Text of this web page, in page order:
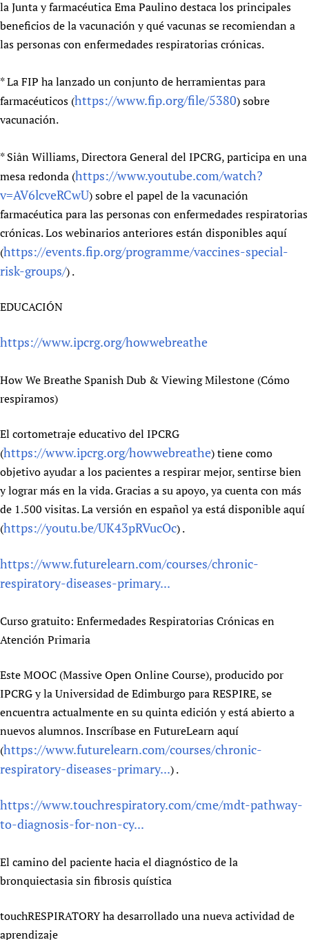
la Junta y farmacéutica Ema Paulino destaca los principales
beneficios de la vacunación y qué vacunas se recomiendan a
las personas con enfermedades respiratorias crónicas.
* La FIP ha lanzado un conjunto de herramientas para
farmacéuticos (https://www.fip.org/file/5380) sobre
vacunación.
* Siân Williams, Directora General del IPCRG, participa en una
mesa redonda (https://www.youtube.com/watch?
v=AV6lcveRCwU) sobre el papel de la vacunación
farmacéutica para las personas con enfermedades respiratorias
crónicas. Los webinarios anteriores están disponibles aquí
(https://events.fip.org/programme/vaccines-special-
risk-groups/) .
EDUCACIÓN
https://www.ipcrg.org/howwebreathe
How We Breathe Spanish Dub & Viewing Milestone (Cómo
respiramos)
El cortometraje educativo del IPCRG
(https://www.ipcrg.org/howwebreathe) tiene como
objetivo ayudar a los pacientes a respirar mejor, sentirse bien
y lograr más en la vida. Gracias a su apoyo, ya cuenta con más
de 1.500 visitas. La versión en español ya está disponible aquí
(https://youtu.be/UK43pRVucOc) .
https://www.futurelearn.com/courses/chronic-
respiratory-diseases-primary...
Curso gratuito: Enfermedades Respiratorias Crónicas en
Atención Primaria
Este MOOC (Massive Open Online Course), producido por
IPCRG y la Universidad de Edimburgo para RESPIRE, se
encuentra actualmente en su quinta edición y está abierto a
nuevos alumnos. Inscríbase en FutureLearn aquí
(https://www.futurelearn.com/courses/chronic-
respiratory-diseases-primary...) .
https://www.touchrespiratory.com/cme/mdt-pathway-
to-diagnosis-for-non-cy...
El camino del paciente hacia el diagnóstico de la
bronquiectasia sin fibrosis quística
touchRESPIRATORY ha desarrollado una nueva actividad de
aprendizaje